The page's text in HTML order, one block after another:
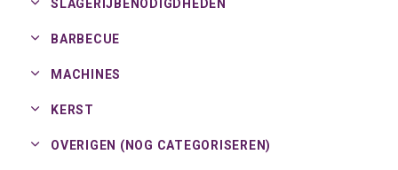
SLAGERIJBENODIGDHEDEN
BARBECUE
MACHINES
KERST
OVERIGEN (NOG CATEGORISEREN)